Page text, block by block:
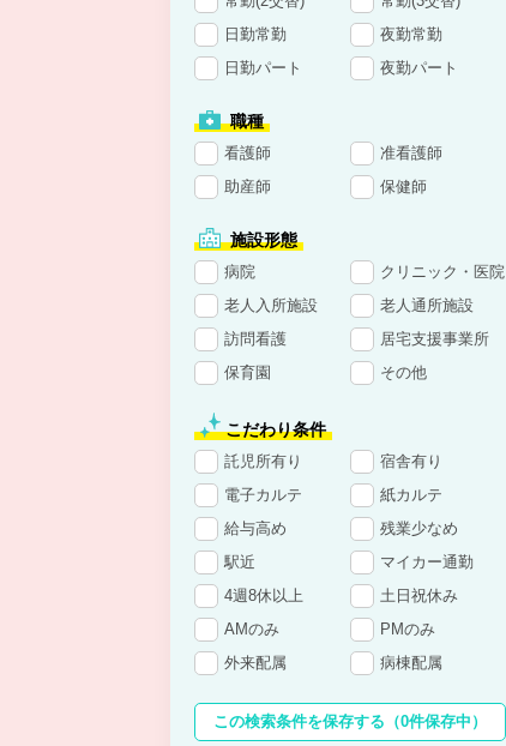
日勤常勤
夜勤常勤
日勤パート
夜勤パート
職種
看護師
准看護師
助産師
保健師
施設形態
病院
クリニック・医院
老人入所施設
老人通所施設
訪問看護
居宅支援事業所
保育園
その他
こだわり条件
託児所有り
宿舎有り
電子カルテ
紙カルテ
給与高め
残業少なめ
駅近
マイカー通勤
4週8休以上
土日祝休み
AMのみ
PMのみ
外来配属
病棟配属
この検索条件を保存する （0件保存中）